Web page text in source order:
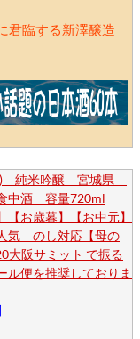
君臨する新澤醸造
) 純米吟醸 宮城県
中酒 容量720ml
【お歳暮】【お中元】
気 のし対応【母の
阪サミット で振る
便を推奨しておりま